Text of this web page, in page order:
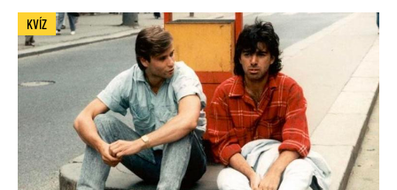
KVÍZ